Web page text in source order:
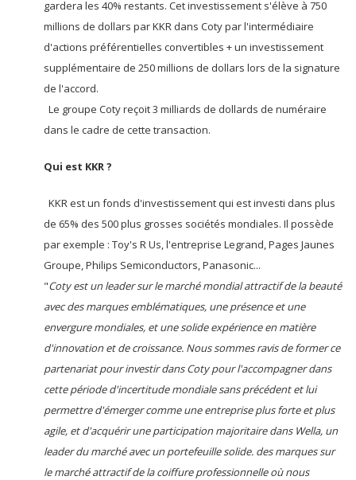
gardera les 40% restants. Cet investissement s'élève à 750
millions de dollars par KKR dans Coty par l'intermédiaire
d'actions préférentielles convertibles + un investissement
supplémentaire de 250 millions de dollars lors de la signature
de l'accord.
Le groupe Coty reçoit 3 milliards de dollards de numéraire
dans le cadre de cette transaction.
Qui est KKR ?
KKR est un fonds d'investissement qui est investi dans plus
de 65% des 500 plus grosses sociétés mondiales. Il possède
par exemple : Toy's R Us, l'entreprise Legrand, Pages Jaunes
Groupe, Philips Semiconductors, Panasonic...
"Coty est un leader sur le marché mondial attractif de la beauté
avec des marques emblématiques, une présence et une
envergure mondiales, et une solide expérience en matière
d'innovation et de croissance. Nous sommes ravis de former ce
partenariat pour investir dans Coty pour l'accompagner dans
cette période d'incertitude mondiale sans précédent et lui
permettre d'émerger comme une entreprise plus forte et plus
agile, et d'acquérir une participation majoritaire dans Wella, un
leader du marché avec un portefeuille solide. des marques sur
le marché attractif de la coiffure professionnelle où nous